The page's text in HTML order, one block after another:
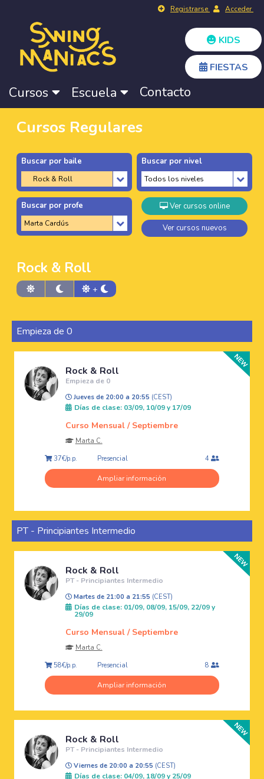
Registrarse Acceder
KIDS
FIESTAS
Cursos Escuela Contacto
Cursos Regulares
Buscar por baile Buscar por nivel
Buscar por profe Ver cursos online
Ver cursos nuevos
Rock & Roll
+
Empieza de 0
Rock & Roll
Empieza de 0
Jueves de 20:00 a 20:55 (CEST)
Días de clase: 03/09, 10/09 y 17/09
Curso Mensual / Septiembre
Marta C.
37€/p.p.
Presencial 4
Ampliar información
PT - Principiantes Intermedio
Rock & Roll
PT - Principiantes Intermedio
Martes de 21:00 a 21:55 (CEST)
Días de clase: 01/09, 08/09, 15/09, 22/09 y
29/09
Curso Mensual / Septiembre
Marta C.
58€/p.p.
Presencial 8
Ampliar información
Rock & Roll
PT - Principiantes Intermedio
Viernes de 20:00 a 20:55 (CEST)
Días de clase: 04/09, 18/09 y 25/09